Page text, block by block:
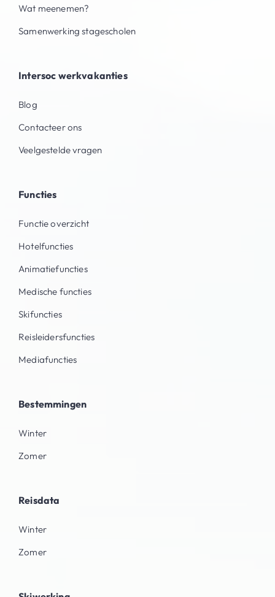
Wat meenemen?
Samenwerking stagescholen
Intersoc werkvakanties
Blog
Contacteer ons
Veelgestelde vragen
Functies
Functie overzicht
Hotelfuncties
Animatiefuncties
Medische functies
Skifuncties
Reisleidersfuncties
Mediafuncties
Bestemmingen
Winter
Zomer
Reisdata
Winter
Zomer